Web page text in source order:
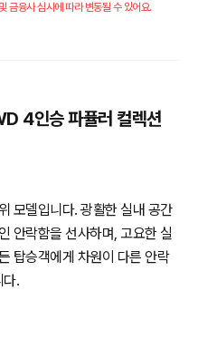
금융사 심사에 따라 변동될 수 있어요.
4인승 파퓰러 컬렉션
모델입니다. 광활한 실내 공간
안락함을 선사하며, 고요한 실
탑승객에게 차원이 다른 안락
다.